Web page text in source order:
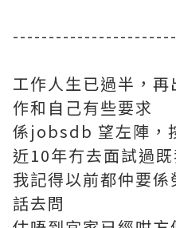
工作人生已過半，
作和自己有些要求
係jobsdb 望左陣，
近10年冇去面試過
我記得以前都仲要
話去問